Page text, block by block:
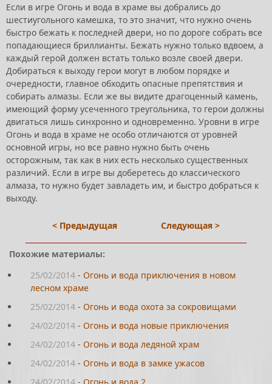
Если в игре Огонь и вода в храме вы добрались до
шестиугольного камешка, то это значит, что нужно очень
быстро бежать к последней двери, но по дороге собрать все
попадающиеся бриллианты. Бежать нужно только вдвоем, а
каждый герой должен встать только возле своей двери.
Добираться к выходу герои могут в любом порядке и
очередности, главное обходить опасные препятствия и
собирать алмазы. Если же вы видите драгоценный камень,
имеющий форму усеченного треугольника, то герои должны
двигаться лишь синхронно и одновременно. Уровни в игре
Огонь и вода в храме не особо отличаются от уровней
основной игры, но все равно нужно быть очень
осторожным, так как в них есть несколько существенных
различий. Если в игре вы доберетесь до классического
алмаза, то нужно будет завладеть им, и быстро добраться к
выходу.
< Предыдущая Следующая >
Похожие материалы:
25/02/2014 - Огонь и вода приключения в новом
лесном храме
25/02/2014 - Огонь и вода охота за сокровищами
24/02/2014 - Огонь и вода новые приключения
24/02/2014 - Огонь и вода ледяной храм
24/02/2014 - Огонь и вода в замке ужасов